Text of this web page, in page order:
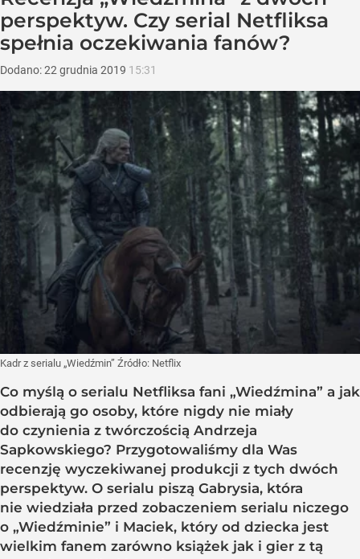
perspektyw. Czy serial Netfliksa
spełnia oczekiwania fanów?
Dodano:22 grudnia 2019 15:31
Kadr z serialu „Wiedźmin” Źródło: Netflix
Co myślą o serialu Netfliksa fani „Wiedźmina” a jak
odbierają go osoby, które nigdy nie miały
do czynienia z twórczością Andrzeja
Sapkowskiego? Przygotowaliśmy dla Was
recenzję wyczekiwanej produkcji z tych dwóch
perspektyw. O serialu piszą Gabrysia, która
nie wiedziała przed zobaczeniem serialu niczego
o „Wiedźminie” i Maciek, który od dziecka jest
wielkim fanem zarówno książek jak i gier z tą